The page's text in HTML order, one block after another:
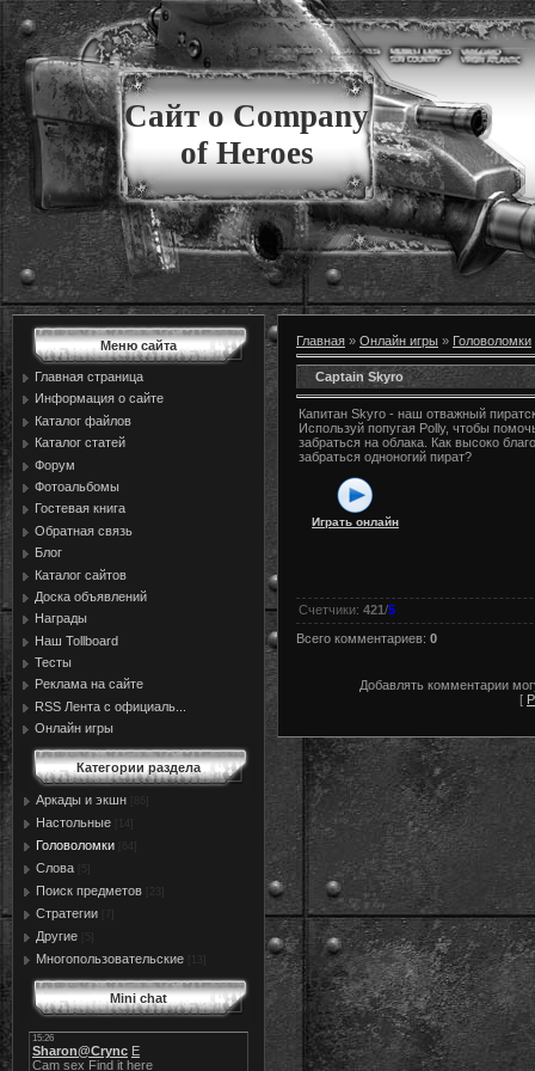
Сайт о Company
of Heroes
Меню сайта
Главная страница
Информация о сайте
Каталог файлов
Каталог статей
Форум
Фотоальбомы
Гостевая книга
Обратная связь
Блог
Каталог сайтов
Доска объявлений
Награды
Наш Tollboard
Тесты
Реклама на сайте
RSS Лента с официаль...
Онлайн игры
Категории раздела
Аркады и экшн
Настольные
Головоломки
Слова
Поиск предметов
Стратегии
Другие
Многопользовательские
Mini chat
Главная » Онлайн игры » Головоломки
Captain Skyro
Капитан Skyro - наш отважный
Используй попугая Polly, чтобы
забраться на облака. Как высоко
забраться одноногий пират?
Играть онлайн
Счетчики: 421 /5
Всего комментариев: 0
Добавлять комментарии
[